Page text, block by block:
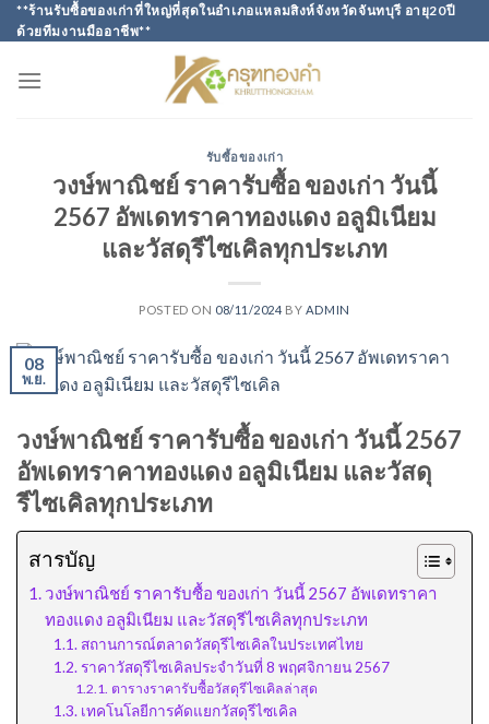
Skip
to
**ร้านรับซื้อของเก่าที่ใหญ่ที่สุดในอำเภอแหลมสิงห์จังหวัดจันทบุรี อายุ20ปี
ด้วยทีมงานมืออาชีพ**
รับซื้อของเก่า
วงษ์พาณิชย์ ราคารับซื้อ ของเก่า วันนี้
2567 อัพเดทราคาทองแดง อลูมิเนียม
และวัสดุรีไซเคิลทุกประเภท
POSTED ON 08/11/2024 BY ADMIN
08
พ.ย.
วงษ์พาณิชย์ ราคารับซื้อ ของเก่า วันนี้ 2567
อัพเดทราคาทองแดง อลูมิเนียม และวัสดุ
รีไซเคิลทุกประเภท
สารบัญ
วงษ์พาณิชย์ ราคารับซื้อ ของเก่า วันนี้ 2567 อัพเดทราคา
ทองแดง อลูมิเนียม และวัสดุรีไซเคิลทุกประเภท
สถานการณ์ตลาดวัสดุรีไซเคิลในประเทศไทย
ราคาวัสดุรีไซเคิลประจำวันที่ 8 พฤศจิกายน 2567
ตารางราคารับซื้อวัสดุรีไซเคิลล่าสุด
เทคโนโลยีการคัดแยกวัสดุรีไซเคิล